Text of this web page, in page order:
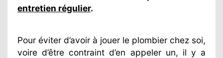
entretien régulier.
Pour éviter d’avoir à jouer le plombier chez soi,
voire d’être contraint d’en appeler un, il y a